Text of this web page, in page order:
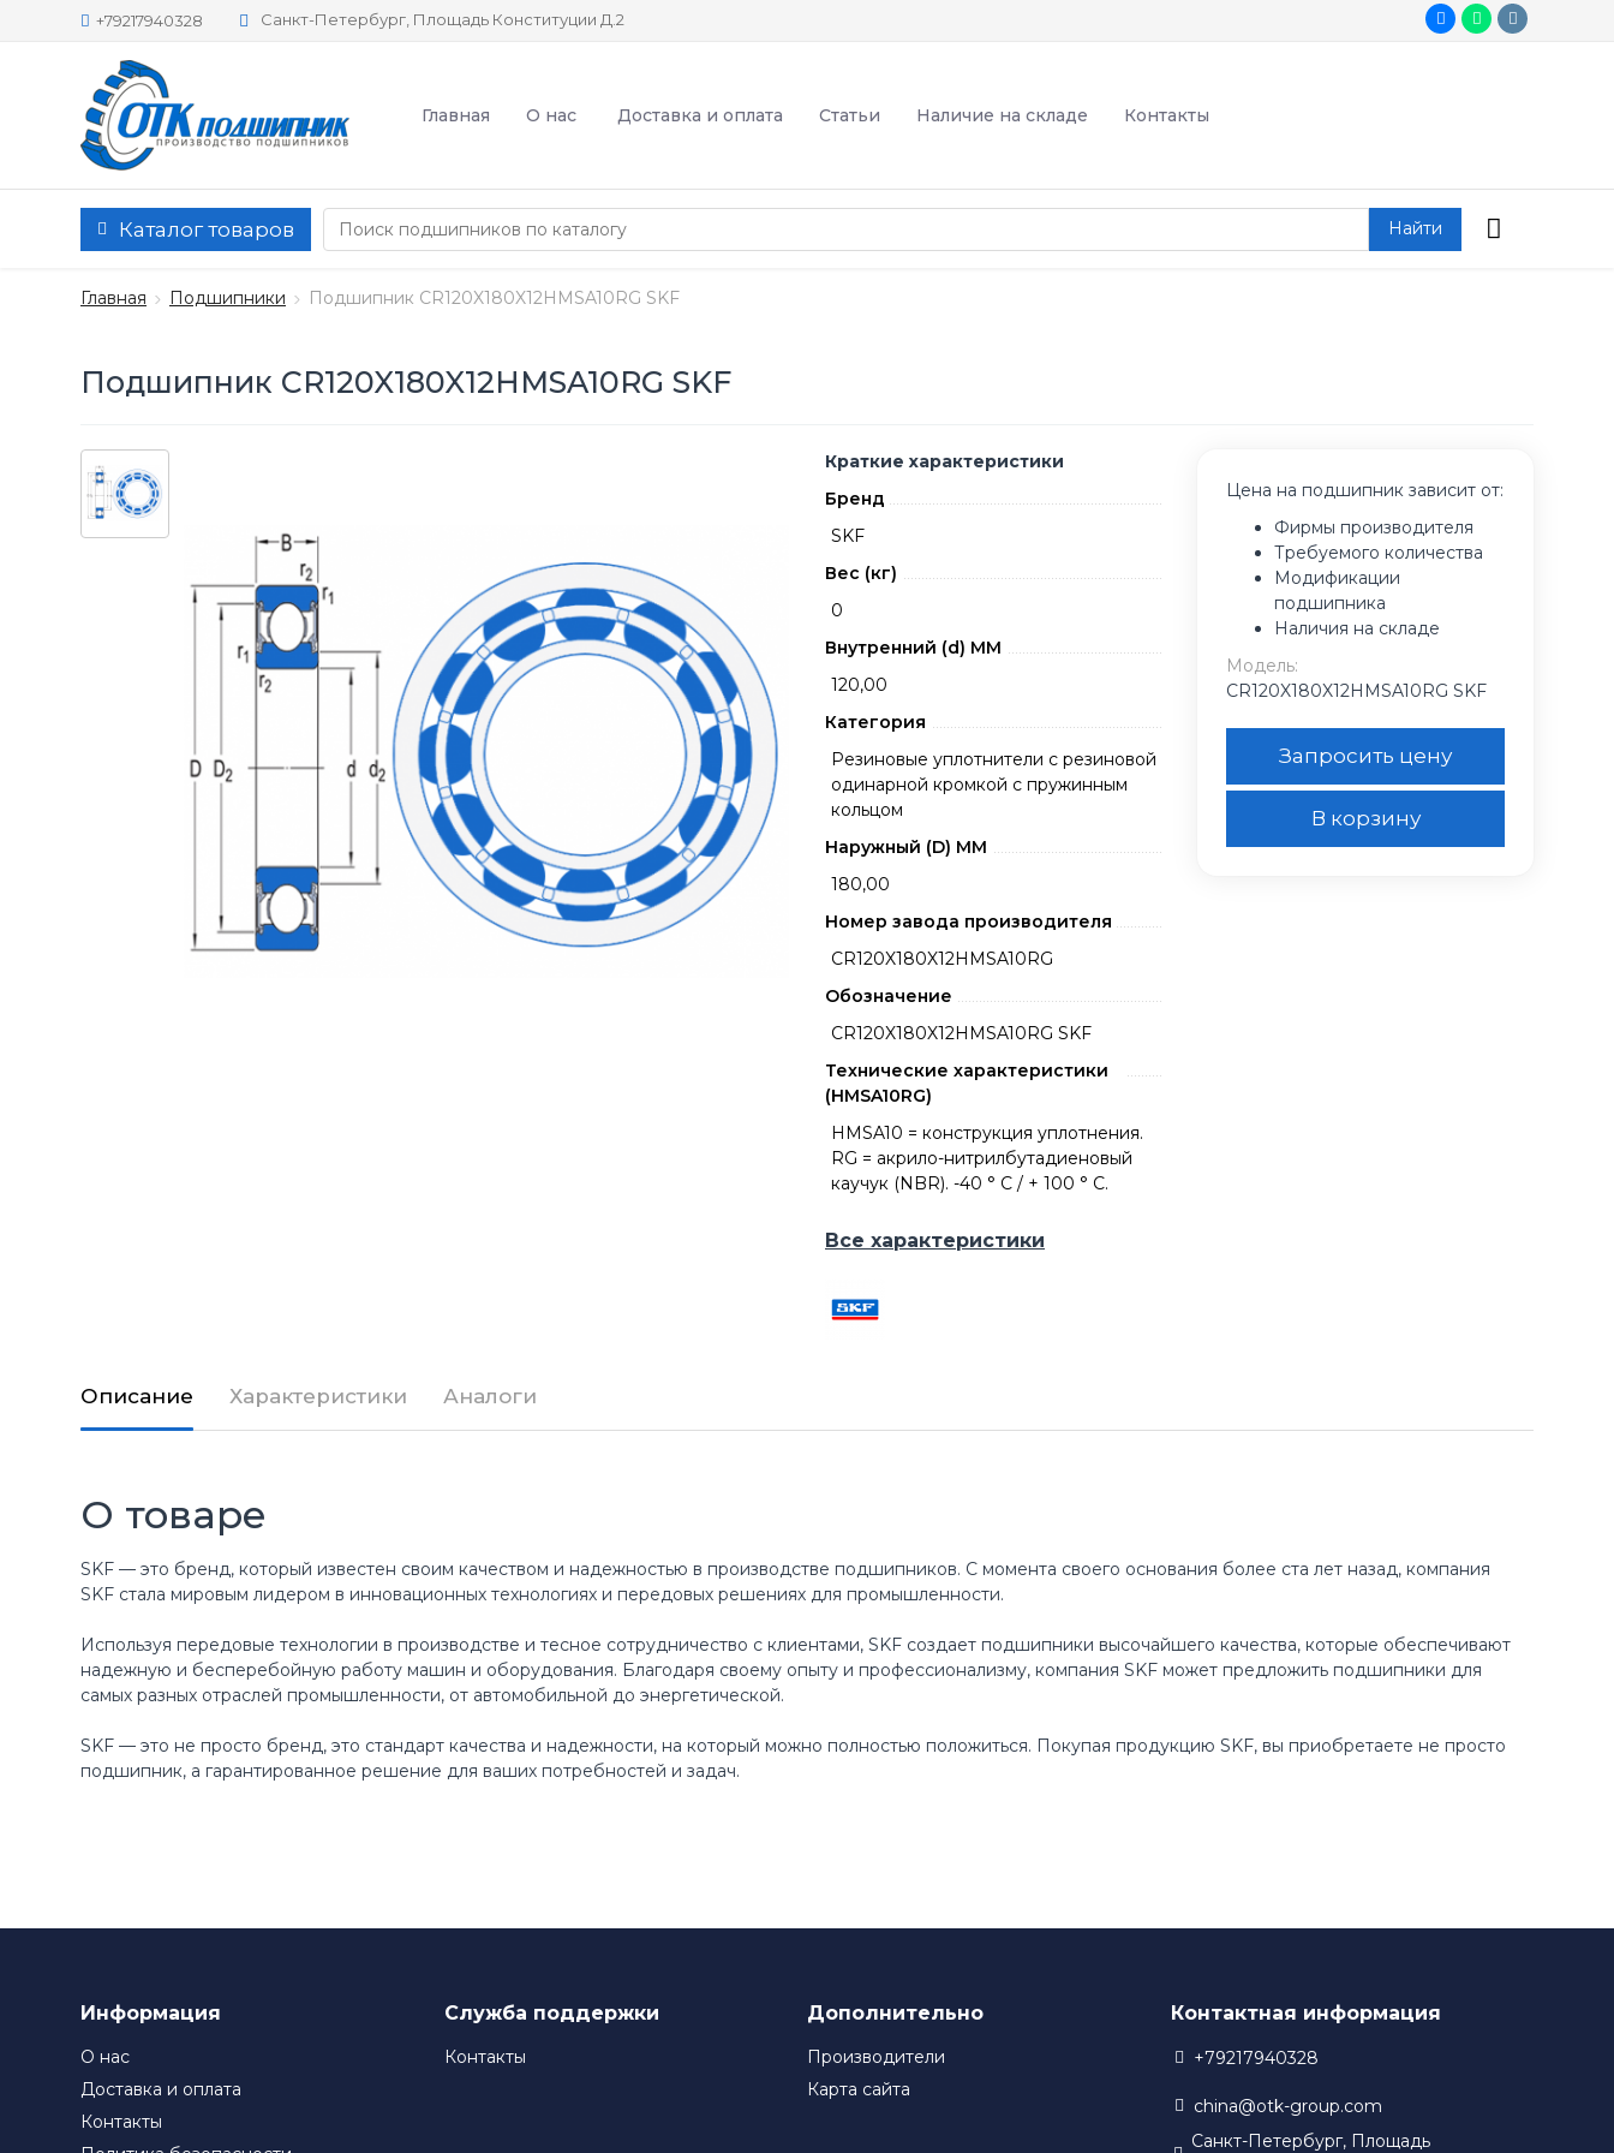
+79217940328 Санкт-Петербург, Площадь Конституции Д.2
Главная О нас Доставка и оплата Статьи Наличие на складе Контакты
Каталог товаров Найти
Главная Подшипники Подшипник CR120X180X12HMSA10RG SKF
Подшипник CR120X180X12HMSA10RG SKF
Краткие характеристики
Бренд
SKF
Вес (кг)
0
Внутренний (d) ММ
120,00
Категория
Резиновые уплотнители с резиновой
одинарной кромкой с пружинным
кольцом
Наружный (D) ММ
180,00
Номер завода производителя
CR120X180X12HMSA10RG
Обозначение
CR120X180X12HMSA10RG SKF
Технические характеристики
(HMSA10RG)
HMSA10 = конструкция уплотнения.
RG = акрило-нитрилбутадиеновый
каучук (NBR). -40 ° C / + 100 ° C.
Все характеристики
Цена на подшипник зависит от:
Фирмы производителя
Требуемого количества
Модификации
подшипника
Наличия на складе
Модель:
CR120X180X12HMSA10RG SKF
Запросить цену
В корзину
Описание Характеристики Аналоги
О товаре
SKF — это бренд, который известен своим качеством и надежностью в производстве подшипников. С момента своего основания более ста лет назад, компания
SKF стала мировым лидером в инновационных технологиях и передовых решениях для промышленности.
Используя передовые технологии в производстве и тесное сотрудничество с клиентами, SKF создает подшипники высочайшего качества, которые обеспечивают
надежную и бесперебойную работу машин и оборудования. Благодаря своему опыту и профессионализму, компания SKF может предложить подшипники для
самых разных отраслей промышленности, от автомобильной до энергетической.
SKF — это не просто бренд, это стандарт качества и надежности, на который можно полностью положиться. Покупая продукцию SKF, вы приобретаете не просто
подшипник, а гарантированное решение для ваших потребностей и задач.
Информация
О нас
Доставка и оплата
Контакты
Служба поддержки
Контакты
Дополнительно
Производители
Карта сайта
Контактная информация
+79217940328
china@otk-group.com
Санкт-Петербург, Площадь